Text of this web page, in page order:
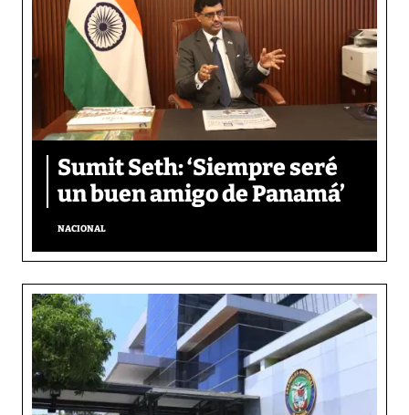
Sumit Seth: ‘Siempre seré
un buen amigo de Panamá’
NACIONAL